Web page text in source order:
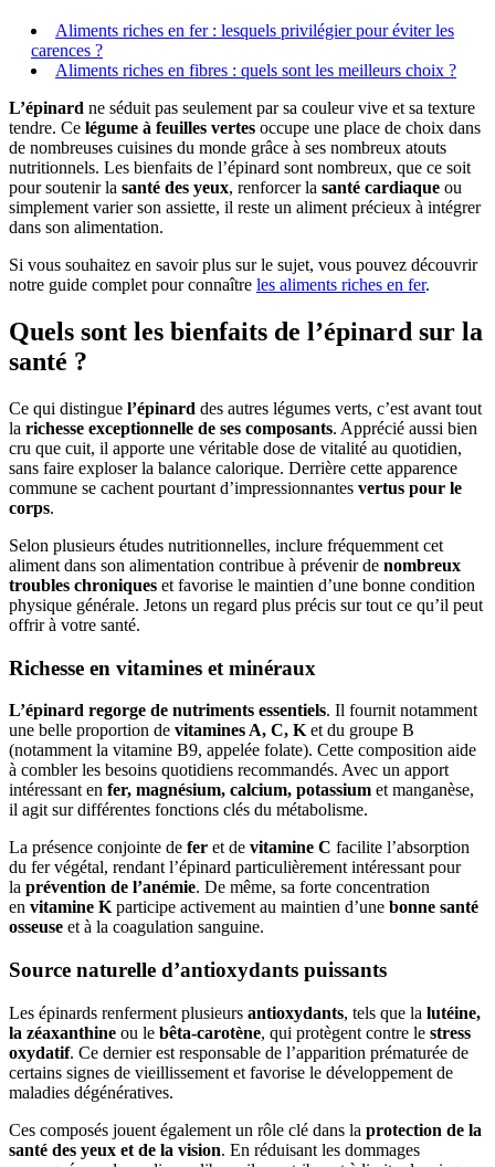
Aliments riches en fer : lesquels privilégier pour éviter les
carences ?
Aliments riches en fibres : quels sont les meilleurs choix ?
L’épinard ne séduit pas seulement par sa couleur vive et sa texture
tendre. Ce légume à feuilles vertes occupe une place de choix dans
de nombreuses cuisines du monde grâce à ses nombreux atouts
nutritionnels. Les bienfaits de l’épinard sont nombreux, que ce soit
pour soutenir la santé des yeux, renforcer la santé cardiaque ou
simplement varier son assiette, il reste un aliment précieux à intégrer
dans son alimentation.
Si vous souhaitez en savoir plus sur le sujet, vous pouvez découvrir
notre guide complet pour connaître les aliments riches en fer.
Quels sont les bienfaits de l’épinard sur la
santé ?
Ce qui distingue l’épinard des autres légumes verts, c’est avant tout
la richesse exceptionnelle de ses composants. Apprécié aussi bien
cru que cuit, il apporte une véritable dose de vitalité au quotidien,
sans faire exploser la balance calorique. Derrière cette apparence
commune se cachent pourtant d’impressionnantes vertus pour le
corps.
Selon plusieurs études nutritionnelles, inclure fréquemment cet
aliment dans son alimentation contribue à prévenir de nombreux
troubles chroniques et favorise le maintien d’une bonne condition
physique générale. Jetons un regard plus précis sur tout ce qu’il peut
offrir à votre santé.
Richesse en vitamines et minéraux
L’épinard regorge de nutriments essentiels. Il fournit notamment
une belle proportion de vitamines A, C, K et du groupe B
(notamment la vitamine B9, appelée folate). Cette composition aide
à combler les besoins quotidiens recommandés. Avec un apport
intéressant en fer, magnésium, calcium, potassium et manganèse,
il agit sur différentes fonctions clés du métabolisme.
La présence conjointe de fer et de vitamine C facilite l’absorption
du fer végétal, rendant l’épinard particulièrement intéressant pour
la prévention de l’anémie. De même, sa forte concentration
en vitamine K participe activement au maintien d’une bonne santé
osseuse et à la coagulation sanguine.
Source naturelle d’antioxydants puissants
Les épinards renferment plusieurs antioxydants, tels que la lutéine,
la zéaxanthine ou le bêta-carotène, qui protègent contre le stress
oxydatif. Ce dernier est responsable de l’apparition prématurée de
certains signes de vieillissement et favorise le développement de
maladies dégénératives.
Ces composés jouent également un rôle clé dans la protection de la
santé des yeux et de la vision. En réduisant les dommages